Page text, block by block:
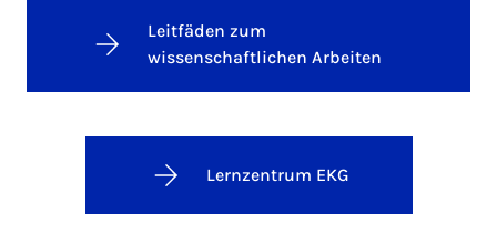
Leitfäden zum
wissenschaftlichen Arbeiten
Lernzentrum EKG